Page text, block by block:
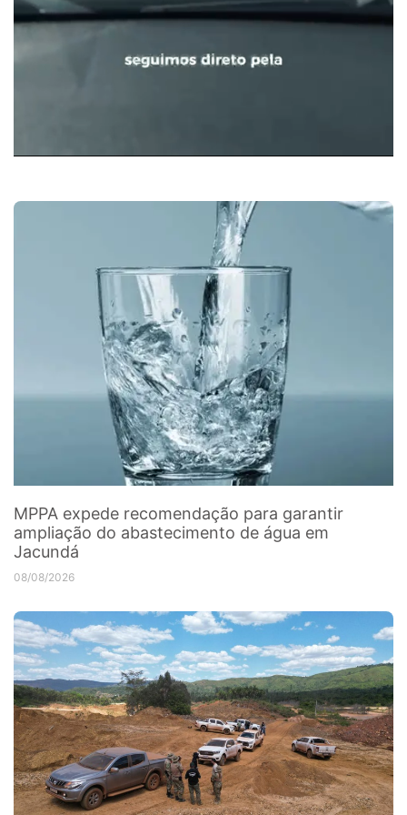
MPPA expede recomendação para garantir
ampliação do abastecimento de água em
Jacundá
08/08/2026